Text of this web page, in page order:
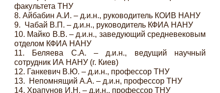
факультета ТНУ
8. Айбабин А.И. – д.и.н., руководитель КОИВ НАНУ
9. Чабай В.П. – д.и.н., руководитель КФИА НАНУ
10. Майко В.В. – д.и.н., заведующий средневековым
отделом КФИА НАНУ
11.
Беляева С.А. – д.и.н., ведущий научный
сотрудник ИА НАНУ (г. Киев)
12. Ганкевич В.Ю. – д.и.н., профессор ТНУ
13.
Непомнящий А.А. – д.и.н, профессор ТНУ
14. Храпунов И.Н. – д.и.н., профессор ТНУ